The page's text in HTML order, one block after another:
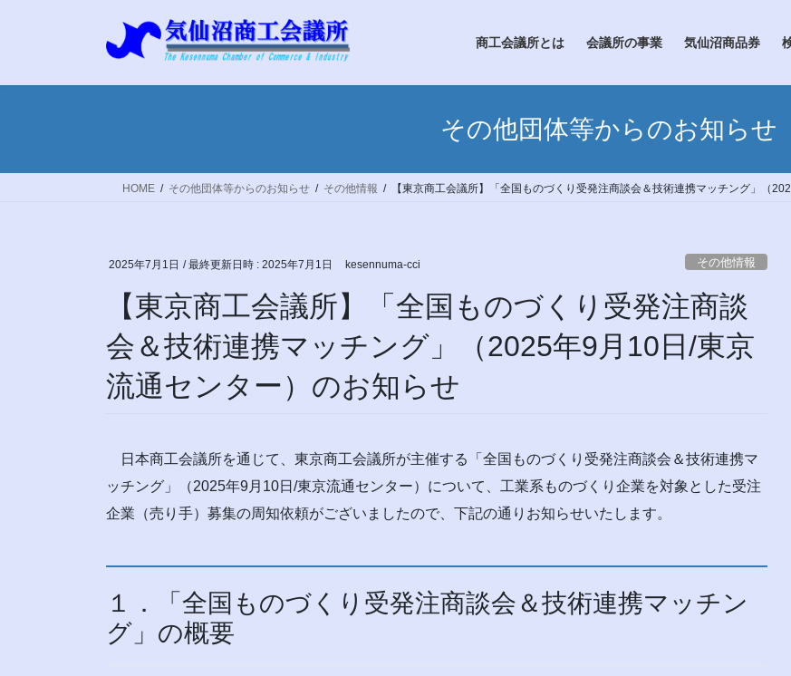
商工会議所とは 会議所の事業 気仙沼商品券
その他団体等からのお知らせ
HOME その他団体等からのお知らせ その他情報 【東京商工会議所】「全国ものづくり受発注商談会＆技術連携マッチング」（
2025年7月1日 / 最終更新日時 : 2025年7月1日 kesennuma-cci その他情報
【東京商工会議所】「全国ものづくり受発注商談
会＆技術連携マッチング」（2025年9月10日/東京
流通センター）のお知らせ
日本商工会議所を通じて、東京商工会議所が主催する「全国ものづくり受発注商談会＆技術連携マ
ッチング」（2025年9月10日/東京流通センター）について、工業系ものづくり企業を対象とした受注
企業（売り手）募集の周知依頼がございましたので、下記の通りお知らせいたします。
１．「全国ものづくり受発注商談会＆技術連携マッチン
グ」の概要